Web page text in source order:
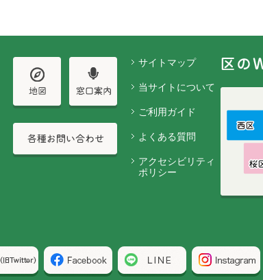
サイトマップ
当サイトについて
ご利用ガイド
よくある質問
アクセシビリティ
ポリシー